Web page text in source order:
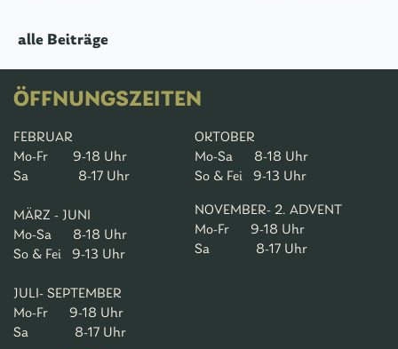
alle Beiträge
ÖFFNUNGSZEITEN
FEBRUAR
Mo-Fr 9-18 Uhr
Sa 8-17 Uhr
MÄRZ - JUNI
Mo-Sa 8-18 Uhr
So & Fei 9-13 Uhr
JULI- SEPTEMBER
Mo-Fr 9-18 Uhr
Sa 8-17 Uhr
OKTOBER
Mo-Sa 8-18 Uhr
So & Fei 9-13 Uhr
NOVEMBER- 2. ADVENT
Mo-Fr 9-18 Uhr
Sa 8-17 Uhr